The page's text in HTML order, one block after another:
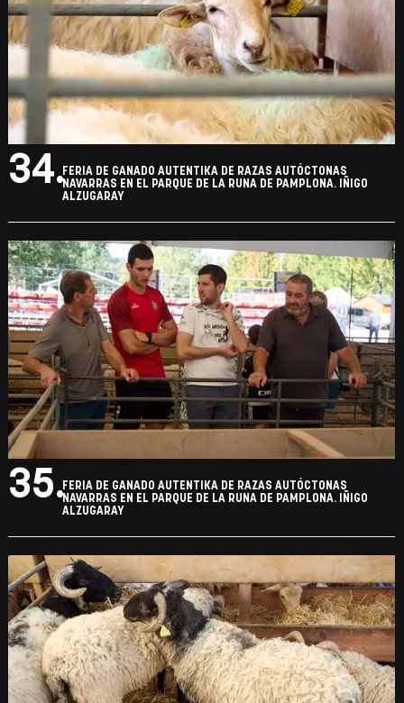
34.FERIA DE GANADO AUTENTIKA DE RAZAS AUTÓCTONAS
NAVARRAS EN EL PARQUE DE LA RUNA DE PAMPLONA. IÑIGO
ALZUGARAY
35.FERIA DE GANADO AUTENTIKA DE RAZAS AUTÓCTONAS
NAVARRAS EN EL PARQUE DE LA RUNA DE PAMPLONA. IÑIGO
ALZUGARAY